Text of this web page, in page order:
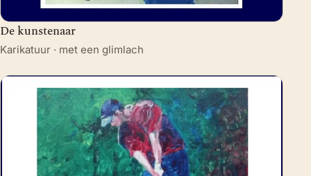
De kunstenaar
Karikatuur · met een glimlach